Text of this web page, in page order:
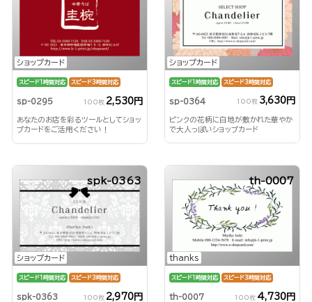
ショップカード
スピード1時間対応 スピード3時間対応
sp-0295 100枚 2,530円
あなたのお店を彩るツールとしてショッ
プカードをご活用ください！
ショップカード
スピード1時間対応 スピード3時間対応
sp-0364 100枚 3,630円
ピンクの花柄に白地が敷かれた華やか
で大人っぽいショップカード
ショップカード
spk-0363
スピード1時間対応 スピード3時間対応
spk-0363 100枚 2,970円
thanks
th-0007
スピード1時間対応 スピード3時間対応
th-0007 100枚 4,730円